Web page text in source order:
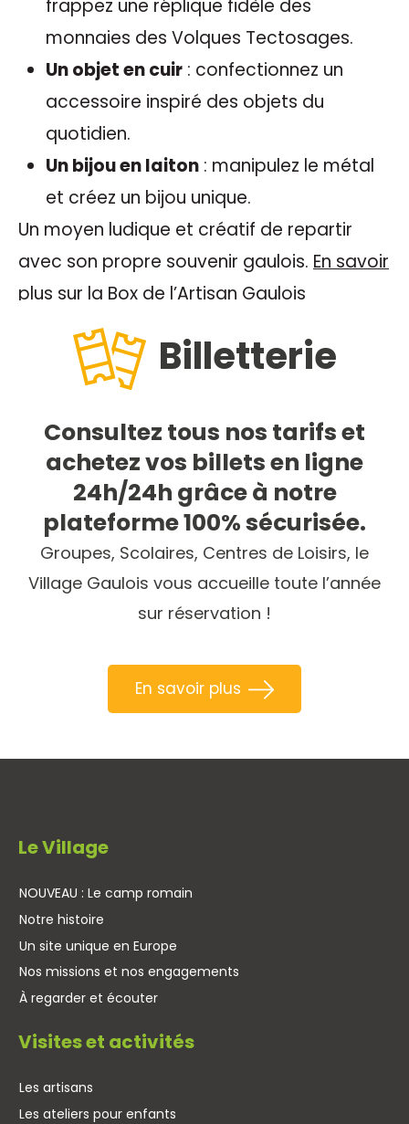
frappez une réplique fidèle des
monnaies des Volques Tectosages.
Un objet en cuir : confectionnez un
accessoire inspiré des objets du
quotidien.
Un bijou en laiton : manipulez le métal
et créez un bijou unique.
Un moyen ludique et créatif de repartir
avec son propre souvenir gaulois. En savoir
plus sur la Box de l’Artisan Gaulois
Billetterie
Consultez tous nos tarifs et
achetez vos billets en ligne
24h/24h grâce à notre
plateforme 100% sécurisée.
Groupes, Scolaires, Centres de Loisirs, le
Village Gaulois vous accueille toute l’année
sur réservation !
En savoir plus
Le Village
NOUVEAU : Le camp romain
Notre histoire
Un site unique en Europe
Nos missions et nos engagements
À regarder et écouter
Visites et activités
Les artisans
Les ateliers pour enfants